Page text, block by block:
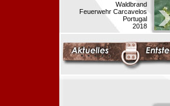
Waldbrand
Feuerwehr Carcavelos
Portugal
2018